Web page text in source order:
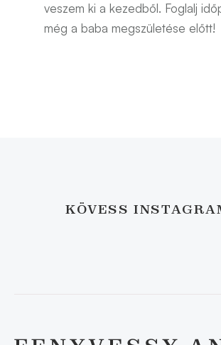
veszem ki a kezedből. ​Foglalj
még a baba megszületése előtt!
KÖVESS